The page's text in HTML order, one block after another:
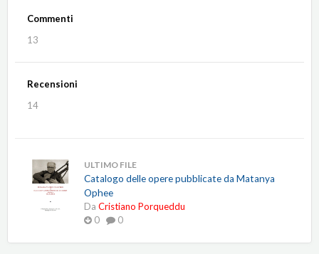
Commenti
13
Recensioni
14
ULTIMO FILE
Catalogo delle opere pubblicate da Matanya
Ophee
Da Cristiano Porqueddu
0
0